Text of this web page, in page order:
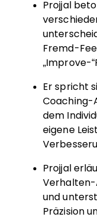
Projjal
Fremd-
„Improve-
Er spricht
Coaching-
dem
eigene
Projjal
Verhalten-
und
Präzision